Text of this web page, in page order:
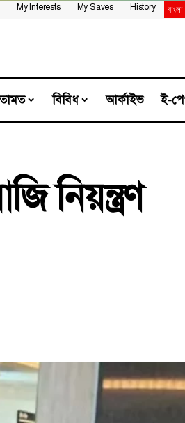
My Interests My Saves History
বিবিধ আর্কাইভ ই-
নিয়ন্ত্রণ